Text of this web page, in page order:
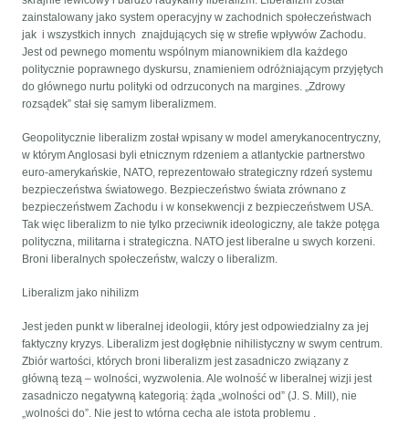
zainstalowany jako system operacyjny w zachodnich społeczeństwach
jak i wszystkich innych znajdujących się w strefie wpływów Zachodu.
Jest od pewnego momentu wspólnym mianownikiem dla każdego
politycznie poprawnego dyskursu, znamieniem odróżniającym przyjętych
do głównego nurtu polityki od odrzuconych na margines. „Zdrowy
rozsądek” stał się samym liberalizmem.
Geopolitycznie liberalizm został wpisany w model amerykanocentryczny,
w którym Anglosasi byli etnicznym rdzeniem a atlantyckie partnerstwo
euro-amerykańskie, NATO, reprezentowało strategiczny rdzeń systemu
bezpieczeństwa światowego. Bezpieczeństwo świata zrównano z
bezpieczeństwem Zachodu i w konsekwencji z bezpieczeństwem USA.
Tak więc liberalizm to nie tylko przeciwnik ideologiczny, ale także potęga
polityczna, militarna i strategiczna. NATO jest liberalne u swych korzeni.
Broni liberalnych społeczeństw, walczy o liberalizm.
Liberalizm jako nihilizm
Jest jeden punkt w liberalnej ideologii, który jest odpowiedzialny za jej
faktyczny kryzys. Liberalizm jest dogłębnie nihilistyczny w swym centrum.
Zbiór wartości, których broni liberalizm jest zasadniczo związany z
główną tezą – wolności, wyzwolenia. Ale wolność w liberalnej wizji jest
zasadniczo negatywną kategorią: żąda „wolności od” (J. S. Mill), nie
„wolności do”. Nie jest to wtórna cecha ale istota problemu .